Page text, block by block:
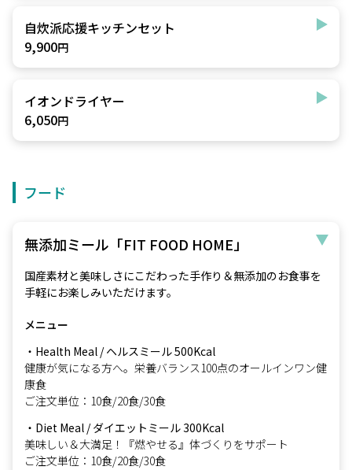
自炊派応援キッチンセット
9,900円
イオンドライヤー
6,050円
フード
無添加ミール「FIT FOOD HOME」
国産素材と美味しさにこだわった手作り＆無添加のお食事を
手軽にお楽しみいただけます。
メニュー
・Health Meal / ヘルスミール 500Kcal
健康が気になる方へ。栄養バランス100点のオールインワン健
康食
ご注文単位：10食/20食/30食
・Diet Meal / ダイエットミール 300Kcal
美味しい＆大満足！『燃やせる』体づくりをサポート
ご注文単位：10食/20食/30食